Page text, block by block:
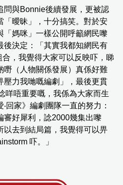
問與Bonnie後續發展，更被認
「曖昧」，十分搞笑。對於安
「媽咪」一樣公開呼籲網民嚟
後決定：「其實我都知網民有
，我覺得大家可以反映吓，睇
嘢（人物關係發展）真係好難
力我哋嘅編劇」，最後更貫
咩唔重要嘅，我係為大家而生
回家》編劇團隊一直的努力：
審好犀利，諗2000幾集出嚟
以去到結局篇，我覺得可以畀
吓。」